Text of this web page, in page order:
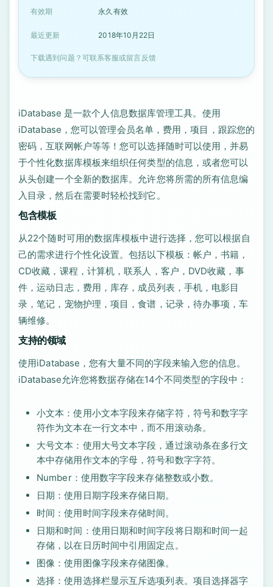
有效期 永久有效
最近更新 2018年10月22日
下载遇到问题？可联系客服或留言反馈
iDatabase 是一款个人信息数据库管理工具。使用
iDatabase，您可以管理会员名单，费用，项目，跟踪您的
密码，互联网帐户等等！您可以选择随时可以使用，并易
于个性化数据库模板来组织任何类型的信息，或者您可以
从头创建一个全新的数据库。允许您将所需的所有信息编
入目录，然后在需要时轻松找到它。
包含模板
从22个随时可用的数据库模板中进行选择，您可以根据自
己的需求进行个性化设置。包括以下模板：帐户，书籍，
CD收藏，课程，计算机，联系人，客户，DVD收藏，事
件，运动日志，费用，库存，成员列表，手机，电影目
录，笔记，宠物护理，项目，食谱，记录，待办事项，车
辆维修。
支持的领域
使用iDatabase，您有大量不同的字段来输入您的信息。
iDatabase允许您将数据存储在14个不同类型的字段中：
小文本：使用小文本字段来存储字符，符号和数字字
符作为文本在一行文本中，而不用滚动条。
大号文本：使用大号文本字段，通过滚动条在多行文
本中存储用作文本的字母，符号和数字字符。
Number：使用数字字段来存储整数或小数。
日期：使用日期字段来存储日期。
时间：使用时间字段来存储时间。
日期和时间：使用日期和时间字段将日期和时间一起
存储，以在日历时间中引用固定点。
图像：使用图像字段来存储图像。
选择：使用选择栏显示互斥选项列表。项目选择器字